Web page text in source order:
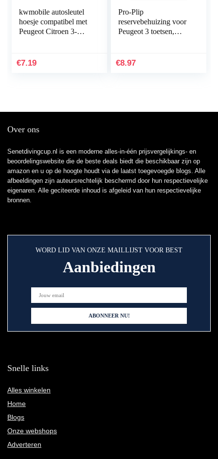
kwmobile autosleutel
hoesje compatibel met
Peugeot Citroen 3-
Keyless Go…
€7.19
Pro-Plip
reservebehuizing voor
Peugeot 3 toetsen,
lemmet zonder
€8.97
Over ons
Senetdivingcup.nl is een moderne alles-in-één prijsvergelijkings- en
beoordelingswebsite die de beste deals biedt die beschikbaar zijn op
amazon en u op de hoogte houdt via de laatst toegevoegde blogs. Alle
afbeeldingen zijn auteursrechtelijk beschermd door hun respectievelijke
eigenaren. Alle geciteerde inhoud is afgeleid van hun respectievelijke
bronnen.
WORD LID VAN ONZE MAILLIJST VOOR BEST
Aanbiedingen
Snelle links
Alles winkelen
Home
Blogs
Onze webshops
Adverteren